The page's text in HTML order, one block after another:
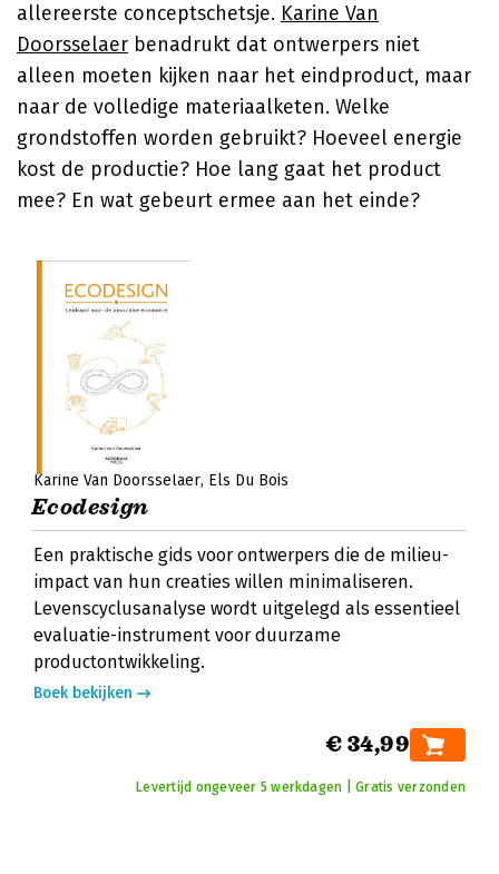
allereerste conceptschetsje. Karine Van
Doorsselaer benadrukt dat ontwerpers niet
alleen moeten kijken naar het eindproduct, maar
naar de volledige materiaalketen. Welke
grondstoffen worden gebruikt? Hoeveel energie
kost de productie? Hoe lang gaat het product
mee? En wat gebeurt ermee aan het einde?
Karine Van Doorsselaer Els Du Bois
Ecodesign
Een praktische gids voor ontwerpers die de milieu-
impact van hun creaties willen minimaliseren.
Levenscyclusanalyse wordt uitgelegd als essentieel
evaluatie-instrument voor duurzame
productontwikkeling.
Boek bekijken
€ 34,99
Levertijd ongeveer 5 werkdagen | Gratis verzonden